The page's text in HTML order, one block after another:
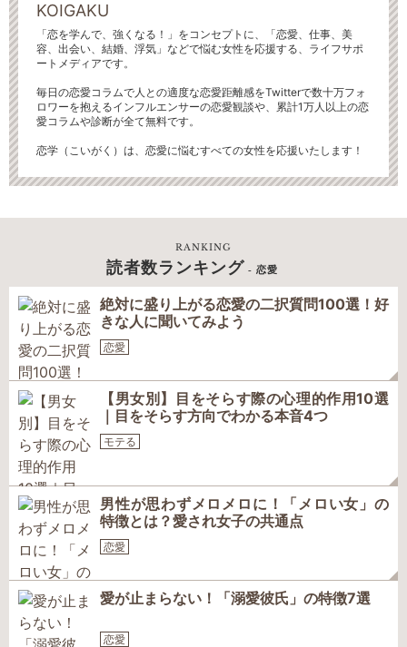
KOIGAKU
「恋を学んで、強くなる！」をコンセプトに、「恋愛、仕事、美
容、出会い、結婚、浮気」などで悩む女性を応援する、ライフサポ
ートメディアです。
毎日の恋愛コラムで人との適度な恋愛距離感をTwitterで数十万フォ
ロワーを抱えるインフルエンサーの恋愛観談や、累計1万人以上の恋
愛コラムや診断が全て無料です。
恋学（こいがく）は、恋愛に悩むすべての女性を応援いたします！
RANKING
読者数ランキング - 恋愛
絶対に盛り上がる恋愛の二択質問100選！好
きな人に聞いてみよう
恋愛
【男女別】目をそらす際の心理的作用10選
｜目をそらす方向でわかる本音4つ
モテる
男性が思わずメロメロに！「メロい女」の
特徴とは？愛され女子の共通点
恋愛
愛が止まらない！「溺愛彼氏」の特徴7選
恋愛